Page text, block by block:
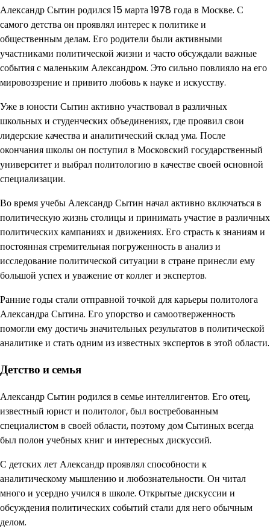
Александр Сытин родился 15 марта 1978 года в Москве. С
самого детства он проявлял интерес к политике и
общественным делам. Его родители были активными
участниками политической жизни и часто обсуждали важные
события с маленьким Александром. Это сильно повлияло на его
мировоззрение и привито любовь к науке и искусству.
Уже в юности Сытин активно участвовал в различных
школьных и студенческих объединениях, где проявил свои
лидерские качества и аналитический склад ума. После
окончания школы он поступил в Московский государственный
университет и выбрал политологию в качестве своей основной
специализации.
Во время учебы Александр Сытин начал активно включаться в
политическую жизнь столицы и принимать участие в различных
политических кампаниях и движениях. Его страсть к знаниям и
постоянная стремительная погруженность в анализ и
исследование политической ситуации в стране принесли ему
большой успех и уважение от коллег и экспертов.
Ранние годы стали отправной точкой для карьеры политолога
Александра Сытина. Его упорство и самоотверженность
помогли ему достичь значительных результатов в политической
аналитике и стать одним из известных экспертов в этой области.
Детство и семья
Александр Сытин родился в семье интеллигентов. Его отец,
известный юрист и политолог, был востребованным
специалистом в своей области, поэтому дом Сытиных всегда
был полон учебных книг и интересных дискуссий.
С детских лет Александр проявлял способности к
аналитическому мышлению и любознательности. Он читал
много и усердно учился в школе. Открытые дискуссии и
обсуждения политических событий стали для него обычным
делом.